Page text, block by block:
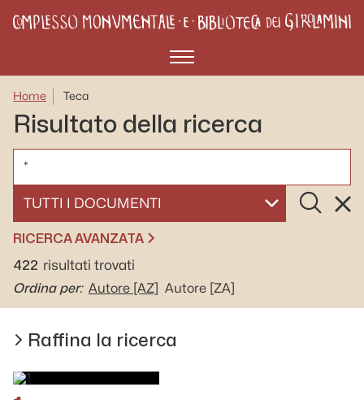
Menù
Home Teca
Risultato della ricerca
SELEZIONA UN DOCUMENTO
Cerca
RICERCA AVANZATA
422 risultati trovati
Ordina per: Autore [AZ] Autore [ZA]
Raffina la ricerca